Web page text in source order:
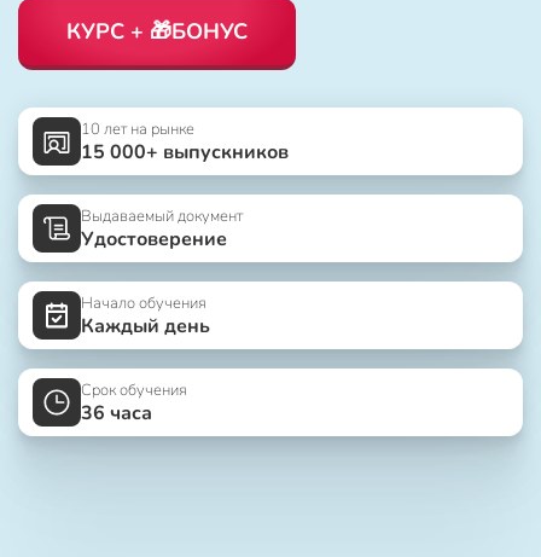
КУРС + 🎁БОНУС
10 лет на рынке
15 000+ выпускников
Выдаваемый документ
Удостоверение
Начало обучения
Каждый день
Срок обучения
36 часа